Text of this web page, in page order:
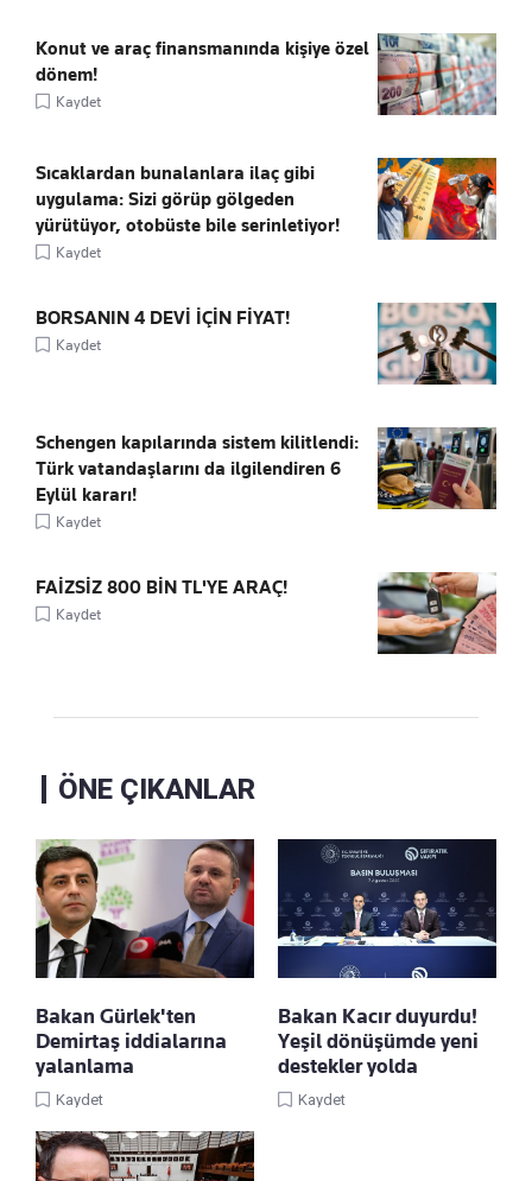
Konut ve araç finansmanında kişiye özel
dönem!
Kaydet
Sıcaklardan bunalanlara ilaç gibi
uygulama: Sizi görüp gölgeden
yürütüyor, otobüste bile serinletiyor!
Kaydet
BORSANIN 4 DEVİ İÇİN FİYAT!
Kaydet
Schengen kapılarında sistem kilitlendi:
Türk vatandaşlarını da ilgilendiren 6
Eylül kararı!
Kaydet
FAİZSİZ 800 BİN TL'YE ARAÇ!
Kaydet
ÖNE ÇIKANLAR
Bakan Gürlek'ten
Demirtaş iddialarına
yalanlama
Kaydet
Bakan Kacır duyurdu!
Yeşil dönüşümde yeni
destekler yolda
Kaydet